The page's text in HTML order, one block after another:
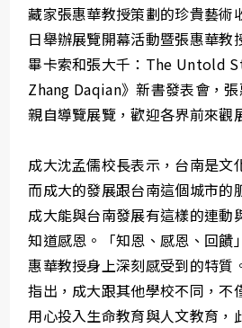
藏家張惠華教授策劃的珍貴藝術
日舉辦展覽開幕活動暨張惠華教
畢卡索和張大千：The Untold
Zhang Daqian》新書發表會，
親自導覽展覽，歡迎各界前來觀
成大沈孟儒校長表示，台南是文
而成大的發展跟台南這個城市的
成大能與台南發展有這樣的連動
知道感恩。「知恩、感恩、回饋
惠華教授身上深刻感受到的特質
指出，成大跟其他學校不同，不
用心投入生命教育與人文教育，